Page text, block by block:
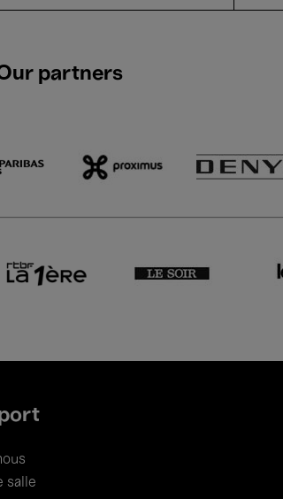
partners
salle